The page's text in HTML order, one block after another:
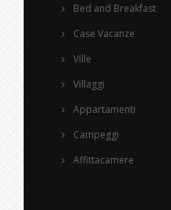
Bed and Breakfast
Case Vacanze
Ville
Villaggi
Appartamenti
Campeggi
Affittacamere